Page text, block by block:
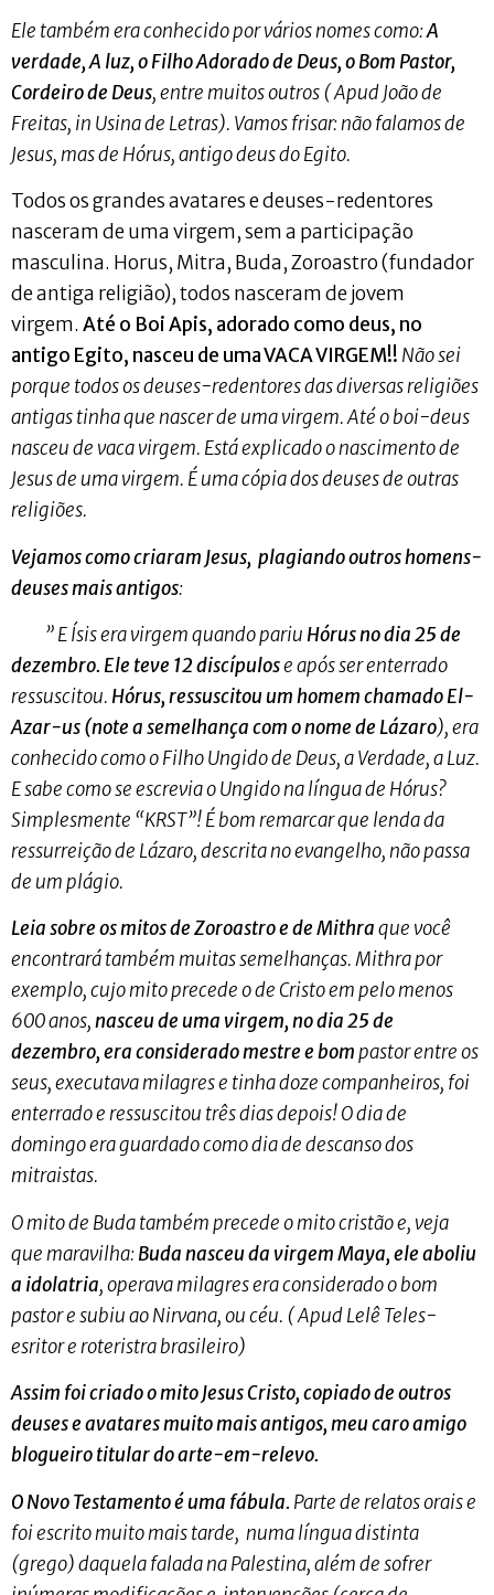
Ele também era conhecido por vários nomes como:A
verdade, A luz, o Filho Adorado de Deus, o Bom Pastor,
Cordeiro de Deus, entre muitos outros ( Apud João de
Freitas, in Usina de Letras). Vamos frisar: não falamos de
Jesus, mas de Hórus, antigo deus do Egito.
Todos os grandes avatares e deuses-redentores
nasceram de uma virgem, sem a participação
masculina. Horus, Mitra, Buda, Zoroastro (fundador
de antiga religião), todos nasceram de jovem
virgem. Até o Boi Apis, adorado como deus, no
antigo Egito, nasceu de uma VACA VIRGEM!! Não sei
porque todos os deuses-redentores das diversas religiões
antigas tinha que nascer de uma virgem. Até o boi-deus
nasceu de vaca virgem. Está explicado o nascimento de
Jesus de uma virgem. É uma cópia dos deuses de outras
religiões.
Vejamos como criaram Jesus, plagiando outros homens-
deuses mais antigos:
” E Ísis era virgem quando pariuHórus no dia 25 de
dezembro. Ele teve 12 discípulose após ser enterrado
ressuscitou.Hórus, ressuscitou um homem chamado El-
Azar-us (note a semelhança com o nome de Lázaro), era
conhecido como o Filho Ungido de Deus, a Verdade, a Luz.
E sabe como se escrevia o Ungido na língua de Hórus?
Simplesmente “KRST”! É bom remarcar que lenda da
ressurreição de Lázaro, descrita no evangelho, não passa
de um plágio.
Leia sobre os mitos de Zoroastro e de Mithraque você
encontrará também muitas semelhanças. Mithra por
exemplo, cujo mito precede o de Cristo em pelo menos
600 anos,nasceu de uma virgem, no dia 25 de
dezembro, era considerado mestre e bompastor entre os
seus, executava milagres e tinha doze companheiros, foi
enterrado e ressuscitou três dias depois! O dia de
domingo era guardado como dia de descanso dos
mitraistas.
O mito de Buda também precede o mito cristão e, veja
que maravilha:Buda nasceu da virgem Maya, ele aboliu
a idolatria, operava milagres era considerado o bom
pastor e subiu ao Nirvana, ou céu. ( Apud Lelê Teles-
esritor e roteristra brasileiro)
Assim foi criado o mito Jesus Cristo, copiado de outros
deuses e avatares muito mais antigos, meu caro amigo
blogueiro titular do arte-em-relevo.
O Novo Testamento é uma fábula. Parte de relatos orais e
foi escrito muito mais tarde, numa língua distinta
(grego) daquela falada na Palestina, além de sofrer